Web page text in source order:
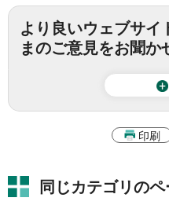
より良いウェブサイ
まのご意見をお聞か
印刷
同じカテゴリの